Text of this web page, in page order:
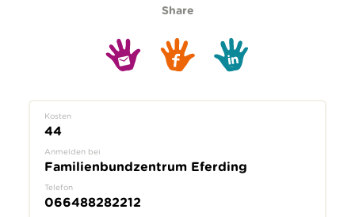
Share
Kosten
44
Anmelden bei
Familienbundzentrum Eferding
Telefon
066488282212